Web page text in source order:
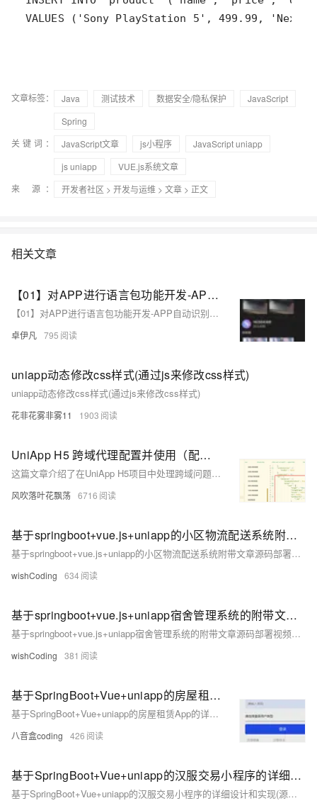
VALUES ('Sony PlayStation 5', 499.99, 'Next-
文章标签： Java 测试技术 数据安全/隐私保护
JavaScript
Spring
关键词：
JavaScript文章 js小程序
JavaScript uniapp
js uniapp
VUE.js系统文章
来 源：
开发者社区 > 开发与运维 > 文章 > 正文
相关文章
【01】对APP进行语言包功能开发-APP自动识别地区ip后分配对应的语言功能复杂吗？-成熟app项目语言包功能定制开发-前端以uniapp-基于vue.js后端以laravel基于php为例项目实战-优雅草卓伊凡
【01】对APP进行语言包功能开发-APP自动识别地区ip后分配对应的语言功能复杂吗？-成熟app项目语言包功能定制开发-前端以uniapp-基于vue.js后端以laravel基于php为例项目实战-优雅草卓伊凡
卓伊凡 795
uniapp动态修改css样式(通过js来修改css样式)
uniapp动态修改css样式(通过js来修改css样式)
花非花雾非雾11 1903
UniApp H5 跨域代理配置并使用（配置manifest.json、vue.config.js）
这篇文章介绍了在UniApp H5项目中处理跨域问题的两种方法：通过修改manifest.json文件配置h5设置，或在项目根目录创建vue.config.js文件进行代理配置，并提供了具体的配置代码示例。
风吹落叶花飘荡 6716
基于springboot+vue.js+uniapp的小区物流配送系统附带文章源码部署视频讲解等
基于springboot+vue.js+uniapp的小区物流配送系统附带文章源码部署视频讲解等
wishCoding 634
基于springboot+vue.js+uniapp宿舍管理系统的附带文章源码部署视频讲解等
基于springboot+vue.js+uniapp宿舍管理系统的附带文章源码部署视频讲解等
wishCoding 381
基于SpringBoot+Vue+uniapp的房屋租赁App的详细设计和实现(源码+lw+部署文档+讲解等)
基于SpringBoot+Vue+uniapp的房屋租赁App的详细设计和实现(源码+lw+部署文档+讲解等)
八音盒coding 426
基于SpringBoot+Vue+uniapp的汉服交易小程序的详细设计和实现(源码+lw+部署文档+讲解等)
基于SpringBoot+Vue+uniapp的汉服交易小程序的详细设计和实现(源码+lw+部署文档+讲解等)